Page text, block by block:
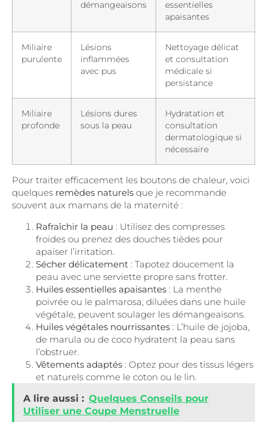
démangeaisons
essentielles
apaisantes
Miliaire
purulente
Lésions
inflammées
avec pus
Nettoyage délicat
et consultation
médicale si
persistance
Miliaire
profonde
Lésions dures
sous la peau
Hydratation et
consultation
dermatologique si
nécessaire
Pour traiter efficacement les boutons de chaleur, voici
quelques remèdes naturels que je recommande
souvent aux mamans de la maternité :
Rafraîchir la peau : Utilisez des compresses
froides ou prenez des douches tièdes pour
apaiser l’irritation.
Sécher délicatement : Tapotez doucement la
peau avec une serviette propre sans frotter.
Huiles essentielles apaisantes : La menthe
poivrée ou le palmarosa, diluées dans une huile
végétale, peuvent soulager les démangeaisons.
Huiles végétales nourrissantes : L’huile de jojoba,
de marula ou de coco hydratent la peau sans
l’obstruer.
Vêtements adaptés : Optez pour des tissus légers
et naturels comme le coton ou le lin.
A lire aussi : Quelques Conseils pour
Utiliser une Coupe Menstruelle